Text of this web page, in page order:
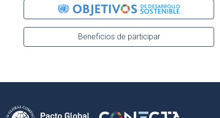
Beneficios de participar